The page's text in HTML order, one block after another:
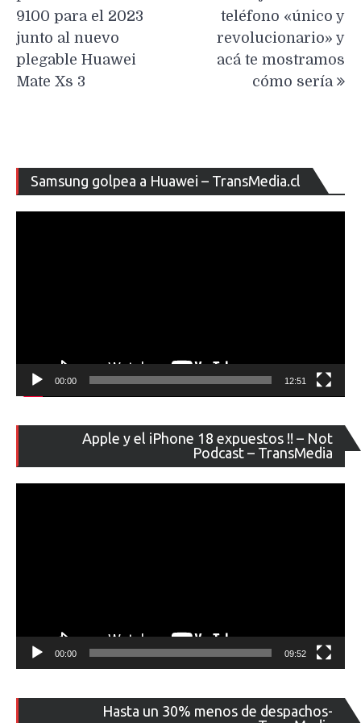
9100 para el 2023
junto al nuevo
plegable Huawei
Mate Xs 3
teléfono «único y
revolucionario» y
acá te mostramos
cómo sería
Samsung golpea a Huawei – TransMedia.cl
de
00:00 12:51
Apple y el iPhone 18 expuestos !! – Not
Podcast – TransMedia
de
00:00 09:52
Hasta un 30% menos de despachos-